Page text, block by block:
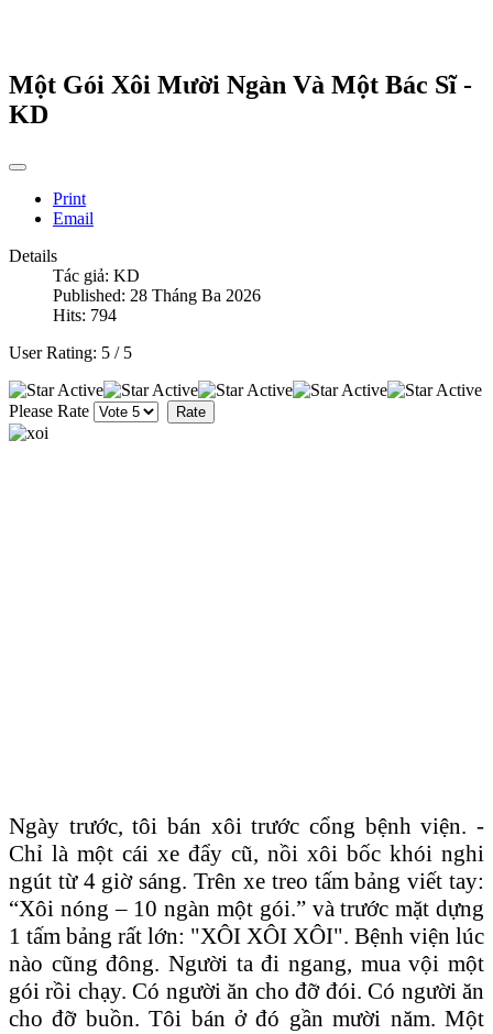
Một Gói Xôi Mười Ngàn Và Một Bác Sĩ -
KD
Print
Email
Details
Tác giả: KD
Published: 28 Tháng Ba 2026
Hits: 794
User Rating: 5 / 5
Please Rate
Ngày trước, tôi bán xôi trước cổng bệnh viện. -
Chỉ là một cái xe đẩy cũ, nồi xôi bốc khói nghi
ngút từ 4 giờ sáng. Trên xe treo tấm bảng viết tay:
“Xôi nóng – 10 ngàn một gói.” và trước mặt dựng
1 tấm bảng rất lớn: "XÔI XÔI XÔI". Bệnh viện lúc
nào cũng đông. Người ta đi ngang, mua vội một
gói rồi chạy. Có người ăn cho đỡ đói. Có người ăn
cho đỡ buồn. Tôi bán ở đó gần mười năm. Một